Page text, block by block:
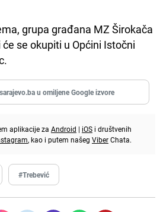
grupa građana MZ Širokača
se okupiti u Općini Istočni
u omiljene Google izvore
aplikacije za Android | iOS i društvenih
, kao i putem našeg ViberChata.
#Trebević